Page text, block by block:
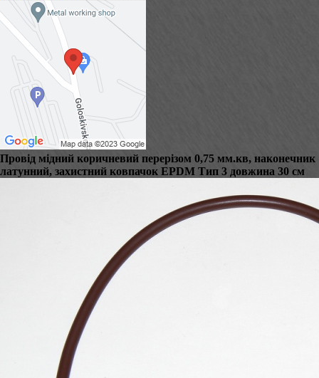
Провід мідний коричневий перерізом 0,75 мм.кв, наконечник
латунний, захистний ковпачок EPDM Тип 3 довжина 30 см